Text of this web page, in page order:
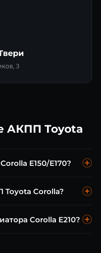
3
АКПП Toyota
E150/E170?
каждые 40 000–60 000
Corolla?
ремонт от 25 000 ₽.
Corolla E210?